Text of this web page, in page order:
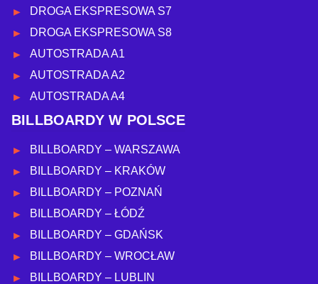
DROGA EKSPRESOWA S7
DROGA EKSPRESOWA S8
AUTOSTRADA A1
AUTOSTRADA A2
AUTOSTRADA A4
BILLBOARDY W POLSCE
BILLBOARDY – WARSZAWA
BILLBOARDY – KRAKÓW
BILLBOARDY – POZNAŃ
BILLBOARDY – ŁÓDŹ
BILLBOARDY – GDAŃSK
BILLBOARDY – WROCŁAW
BILLBOARDY – LUBLIN